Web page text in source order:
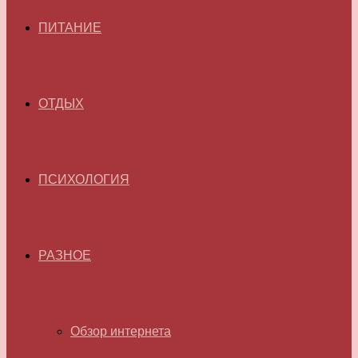
ПИТАНИЕ
ОТДЫХ
ПСИХОЛОГИЯ
РАЗНОЕ
Обзор интернета